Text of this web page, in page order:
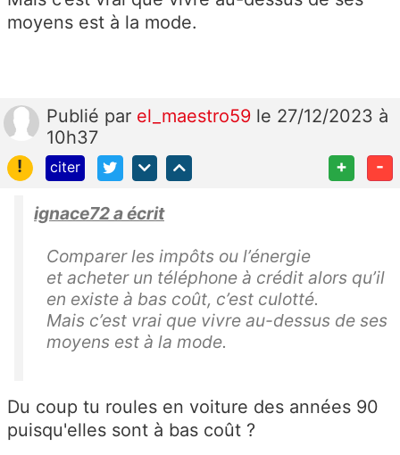
moyens est à la mode.
Publié par el_maestro59 le 27/12/2023 à
10h37
!
citer + -
ignace72 a écrit
Comparer les impôts ou l’énergie
et acheter un téléphone à crédit alors qu’il
en existe à bas coût, c’est culotté.
Mais c’est vrai que vivre au-dessus de ses
moyens est à la mode.
Du coup tu roules en voiture des années 90
puisqu'elles sont à bas coût ?